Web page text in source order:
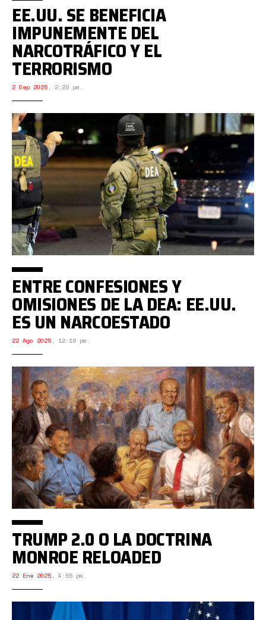
EE.UU. SE BENEFICIA
IMPUNEMENTE DEL
NARCOTRÁFICO Y EL
TERRORISMO
2 Sep 2025, 2:29 pm.
ENTRE CONFESIONES Y
OMISIONES DE LA DEA: EE.UU.
ES UN NARCOESTADO
22 Ago 2025, 12:18 pm.
TRUMP 2.0 O LA DOCTRINA
MONROE RELOADED
22 Ene 2025, 4:55 pm.